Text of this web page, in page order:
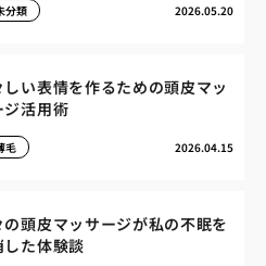
2026.05.20
分類
しい表情を作るための頭皮マッ
ジ活用術
2026.04.15
毛
の頭皮マッサージが私の不眠を
した体験談